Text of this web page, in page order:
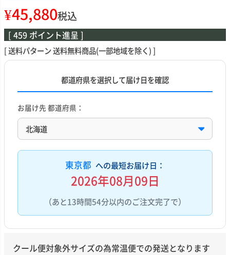
¥45,880税込
[ 459 ポイント進呈 ]
送料パターン送料無料商品(一部地域を除く)
都道府県を選択して届け日を確認
お届け先 都道府県：
東京都 への最短お届け日：
2026年08月09日
（あと13時間54分以内のご注文完了で）
クール便対象外サイズの為常温便での発送となります